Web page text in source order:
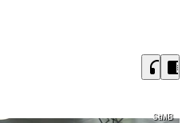
headphones chrome_reader_mode
StMB